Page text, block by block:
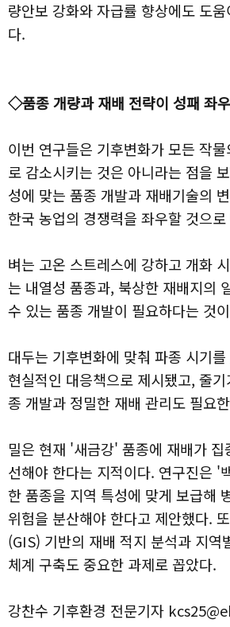
량안보 강화와 자급률 향상에도 도
다.
◇품종 개량과 재배 전략이 성패 좌우
이번 연구들은 기후변화가 모든 작
로 감소시키는 것은 아니라는 점을
성에 맞는 품종 개발과 재배기술의
한국 농업의 경쟁력을 좌우할 것으
벼는 고온 스트레스에 강하고 개화
는 내열성 품종과, 북상한 재배지의
수 있는 품종 개발이 필요하다는 것
대두는 기후변화에 맞춰 파종 시기
현실적인 대응책으로 제시됐고, 줄
종 개발과 정밀한 재배 관리도 필요
밀은 현재 '새금강' 품종에 재배가 집
선해야 한다는 지적이다. 연구진은 '
한 품종을 지역 특성에 맞게 보급해
위험을 분산해야 한다고 제안했다.
(GIS) 기반의 재배 적지 분석과 지역
체계 구축도 중요한 과제로 꼽았다.
강찬수 기후환경 전문기자